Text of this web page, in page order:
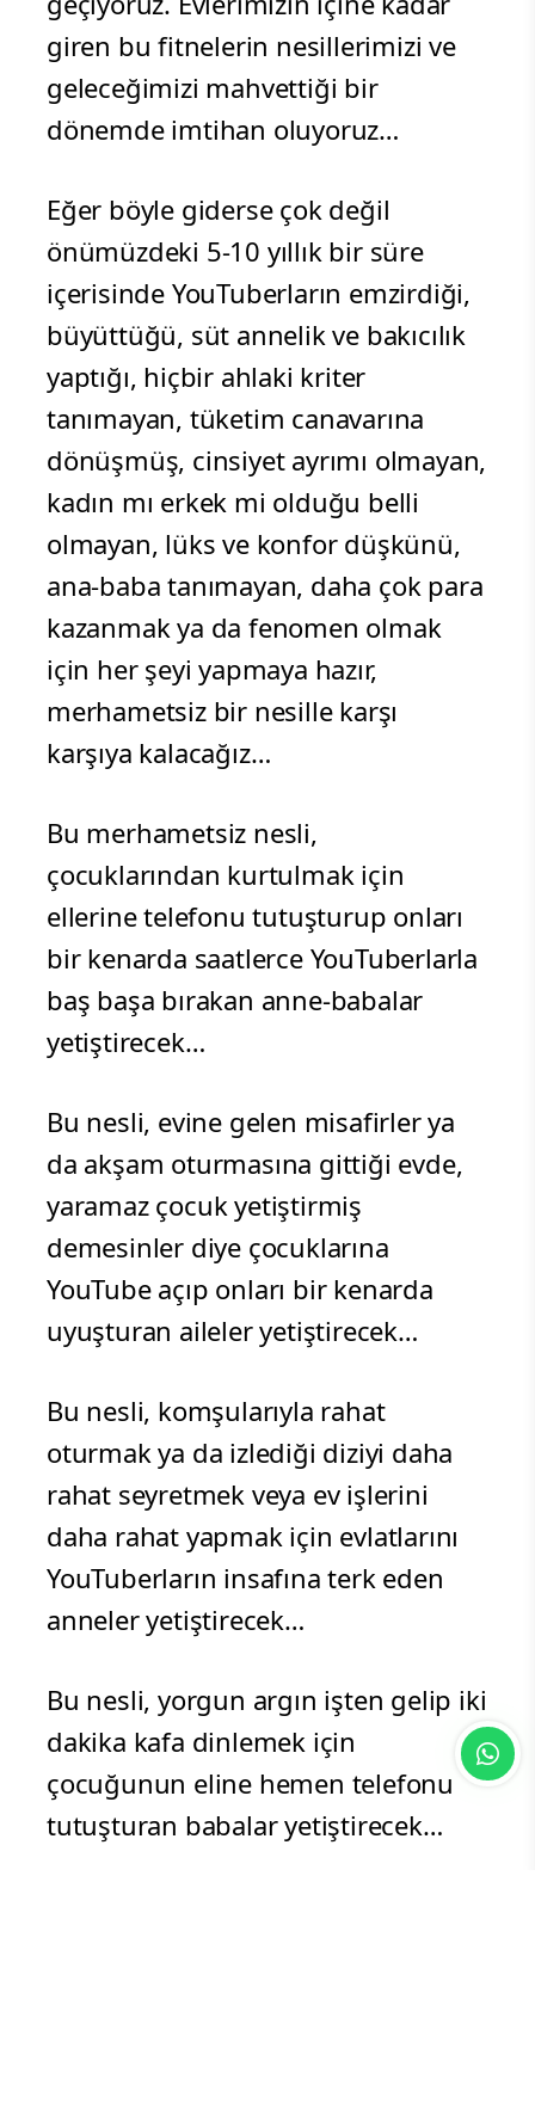
giren bu fitnelerin nesillerimizi ve
geleceğimizi mahvettiği bir
dönemde imtihan oluyoruz…
Eğer böyle giderse çok değil
önümüzdeki 5-10 yıllık bir süre
içerisinde YouTuberların emzirdiği,
büyüttüğü, süt annelik ve bakıcılık
yaptığı, hiçbir ahlaki kriter
tanımayan, tüketim canavarına
dönüşmüş, cinsiyet ayrımı olmayan,
kadın mı erkek mi olduğu belli
olmayan, lüks ve konfor düşkünü,
ana-baba tanımayan, daha çok para
kazanmak ya da fenomen olmak
için her şeyi yapmaya hazır,
merhametsiz bir nesille karşı
karşıya kalacağız…
Bu merhametsiz nesli,
çocuklarından kurtulmak için
ellerine telefonu tutuşturup onları
bir kenarda saatlerce YouTuberlarla
baş başa bırakan anne-babalar
yetiştirecek…
Bu nesli, evine gelen misafirler ya
da akşam oturmasına gittiği evde,
yaramaz çocuk yetiştirmiş
demesinler diye çocuklarına
YouTube açıp onları bir kenarda
uyuşturan aileler yetiştirecek…
Bu nesli, komşularıyla rahat
oturmak ya da izlediği diziyi daha
rahat seyretmek veya ev işlerini
daha rahat yapmak için evlatlarını
YouTuberların insafına terk eden
anneler yetiştirecek…
Bu nesli, yorgun argın işten gelip iki
dakika kafa dinlemek için
çocuğunun eline hemen telefonu
tutuşturan babalar yetiştirecek…